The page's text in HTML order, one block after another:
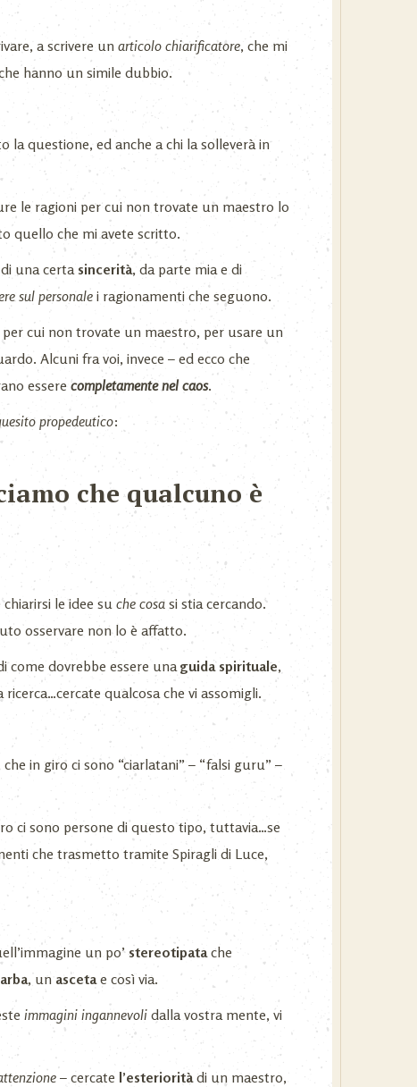
a scrivere un articolo chiarificatore, che mi
hanno un simile dubbio.
la questione, ed anche a chi la solleverà in
le ragioni per cui non trovate un maestro lo
quello che mi avete scritto.
una certa sincerità, da parte mia e di
sul personale i ragionamenti che seguono.
cui non trovate un maestro, per usare un
Alcuni fra voi, invece – ed ecco che
essere completamente nel caos.
propedeutico:
che qualcuno è
le idee su che cosa si stia cercando.
osservare non lo è affatto.
come dovrebbe essere unaguida spirituale,
qualcosa che vi assomigli.
in giro ci sono “ciarlatani” – “falsi guru” –
ci sono persone di questo tipo, tuttavia…se
che trasmetto tramite Spiragli di Luce,
un po’ stereotipatache
, un ascetae così via.
immagini ingannevoli dalla vostra mente, vi
– cercate l’esterioritàdi un maestro,